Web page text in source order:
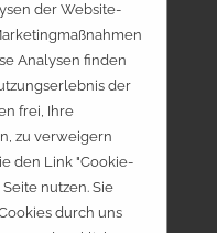
der Website-
Analysen finden
der
frei, Ihre
zu verweigern
den Link "Cookie-
nutzen. Sie
durch uns